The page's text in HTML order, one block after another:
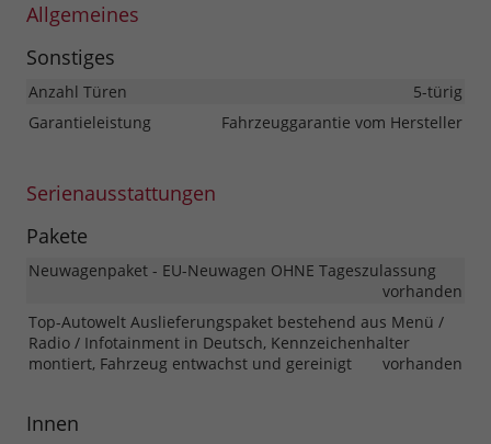
Allgemeines
Sonstiges
Anzahl Türen
5-türig
Garantieleistung
Fahrzeuggarantie vom Hersteller
Serienausstattungen
Pakete
Neuwagenpaket - EU-Neuwagen OHNE Tageszulassung
vorhanden
Top-Autowelt Auslieferungspaket bestehend aus Menü /
Radio / Infotainment in Deutsch, Kennzeichenhalter
montiert, Fahrzeug entwachst und gereinigt
vorhanden
Innen